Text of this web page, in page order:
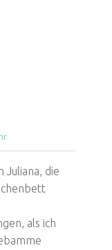
Juliana, die
als ich